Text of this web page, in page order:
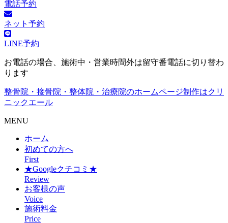
電話予約
ネット予約
LINE予約
お電話の場合、施術中・営業時間外は留守番電話に切り替わ
ります
整骨院・接骨院・整体院・治療院のホームページ制作はクリ
ニックエール
MENU
ホーム
初めての方へ
First
★Googleクチコミ★
Review
お客様の声
Voice
施術料金
Price